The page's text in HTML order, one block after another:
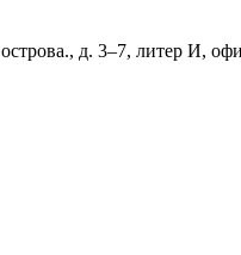
д. 3–7, литер И,